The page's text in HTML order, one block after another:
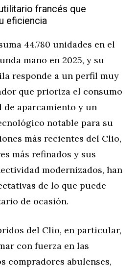
francés que
eficiencia
44.780 unidades en el
mano en 2025, y su
responde a un perfil muy
que prioriza el consumo
de aparcamiento y un
notable para su
más recientes del Clio,
más refinados y sus
modernizados, han
de lo que puede
de ocasión.
del Clio, en particular,
con fuerza en las
compradores abulenses,